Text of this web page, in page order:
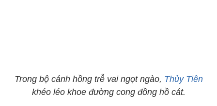
Trong bộ cánh hồng trễ vai ngọt ngào, Thủy Tiên
khéo léo khoe đường cong đồng hồ cát.